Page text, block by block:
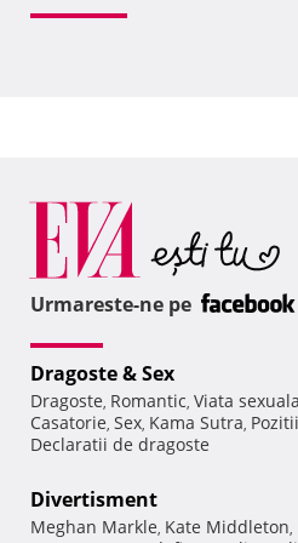
Urmareste-ne pe
Dragoste & Sex
Dragoste, Romantic, Viata sexuala
Casatorie, Sex, Kama Sutra,
Declaratii de dragoste
Divertisment
Meghan Markle, Kate Middleton,